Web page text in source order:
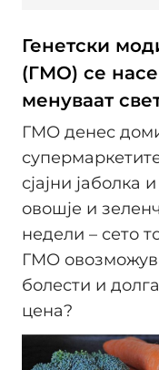
Генетски
(ГМО) се
менуваат
ГМО денес
сјајни јаболка
овошје и
недели – сето
ГМО
болести и
цена?